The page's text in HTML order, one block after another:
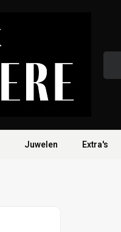
Juwelen Extra's